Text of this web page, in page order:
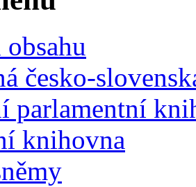
česko-
parlamentní
knihovna